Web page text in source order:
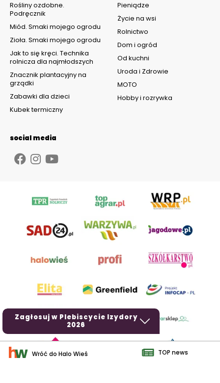
Zagłosuj w Plebiscycie Izydory
2026
Pieniądze
Życie na wsi
Rolnictwo
Dom i ogród
Od kuchni
Uroda i Zdrowie
MOTO
Hobby i rozrywka
Rośliny ozdobne.
Podręcznik
Miód. Smaki mojego ogrodu
Zioła. Smaki mojego ogrodu
Jak to się kręci. Technika
rolnicza dla najmłodszych
Znacznik plantacyjny na
grządki
Zabawki dla dzieci
Kubek termiczny
social media
Wróć do Halo Wieś TOP news